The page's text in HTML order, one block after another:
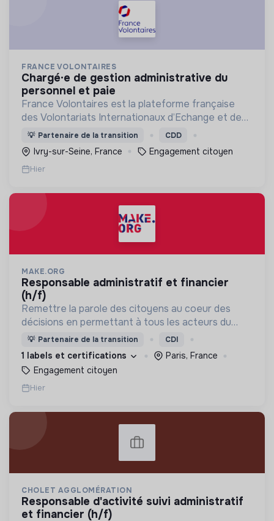
FRANCE VOLONTAIRES
chargé·e de gestion administrative du
personnel et paie
France Volontaires est la plateforme française
des Volontariats Internationaux d’Echange et de
Solidarité.
💡 Partenaire de la transition CDD
Ivry-sur-Seine, France Engagement citoyen
Hier
MAKE.ORG
responsable administratif et financier
(h/f)
Remettre la parole des citoyens au coeur des
décisions en permettant à tous les acteurs du
changement (citoyens, entreprises, institutions..)
de collaborer grâce à une plateforme numérique
💡 Partenaire de la transition CDI
1 labels et certifications
Paris, France
Engagement citoyen
Hier
CHOLET AGGLOMÉRATION
responsable d'activité suivi administratif
et financier (h/f)